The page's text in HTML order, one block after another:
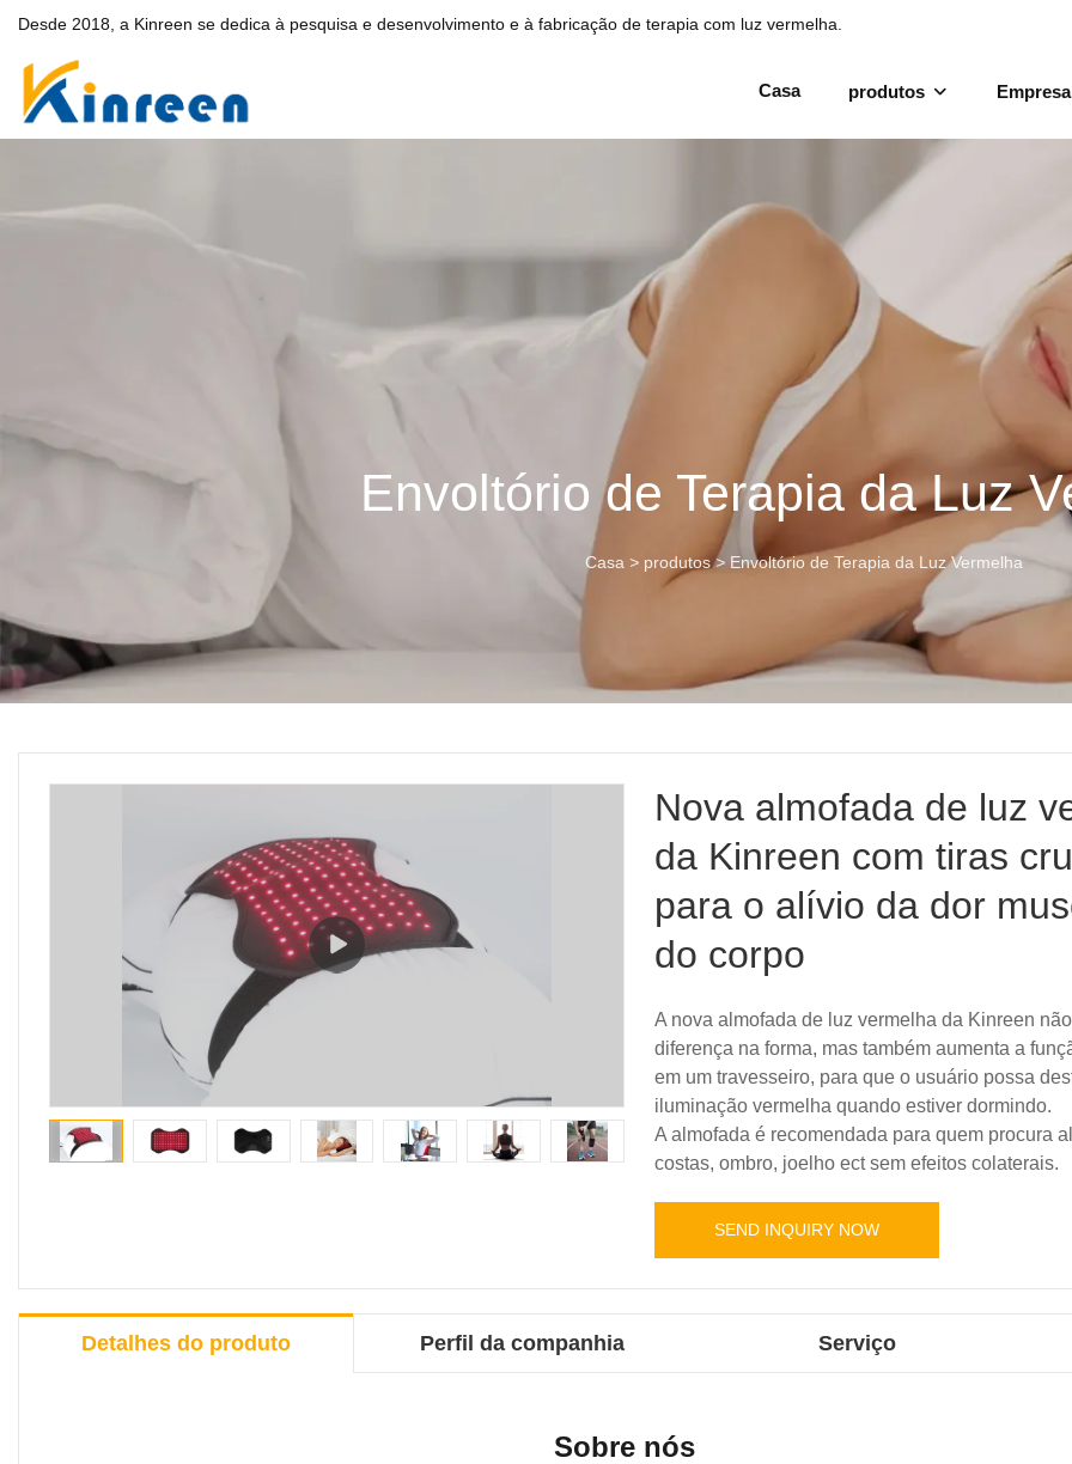
Desde 2018, a Kinreen se dedica à pesquisa e desenvolvimento e à fabricação de terapia com luz vermelha.
Casa produtos Empresa
Envoltório de Terapia da Luz
Casa > produtos > Envoltório de Terapia da Luz Vermelha
Nova almofada de luz
da Kinreen com tiras
para o alívio da dor
do corpo
A nova almofada de luz vermelha da Kinreen
diferença na forma, mas também aumenta a
em um travesseiro, para que o usuário possa
iluminação vermelha quando estiver dormindo.
A almofada é recomendada para quem procura
costas, ombro, joelho ect sem efeitos colaterais.
SEND INQUIRY NOW
Detalhes do produto Perfil da companhia Serviço
Sobre nós